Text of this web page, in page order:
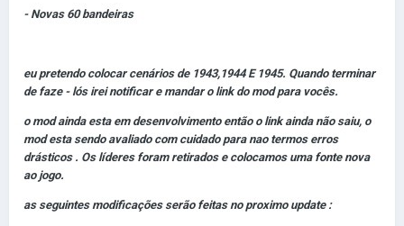
- Novas 60 bandeiras
eu pretendo colocar cenários de 1943,1944 E 1945. Quando terminar
de faze - lós irei notificar e mandar o link do mod para vocês.
o mod ainda esta em desenvolvimento então o link ainda não saiu, o
mod esta sendo avaliado com cuidado para nao termos erros
drásticos . Os líderes foram retirados e colocamos uma fonte nova
ao jogo.
as seguintes modificações serão feitas no proximo update :